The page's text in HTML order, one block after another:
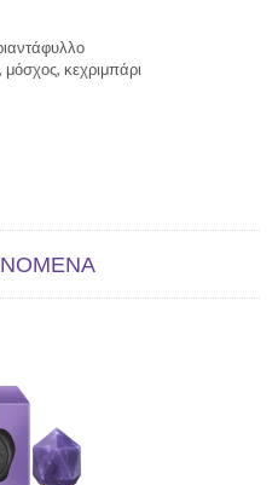
μόσχος, κεχριμπάρι